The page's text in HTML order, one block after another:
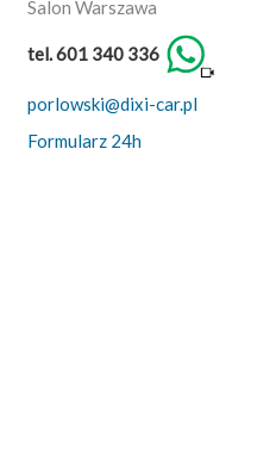
Salon Warszawa
tel. 601 340 336
porlowski@dixi-car.pl
Formularz 24h